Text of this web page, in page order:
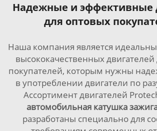
Надежные и эффективные
для оптовых
Наша компания является
высококачественных
покупателей, которым нужны
в употреблении двигатели по
Ассортимент двигателей
автомобильная катушка
разработаны специально для